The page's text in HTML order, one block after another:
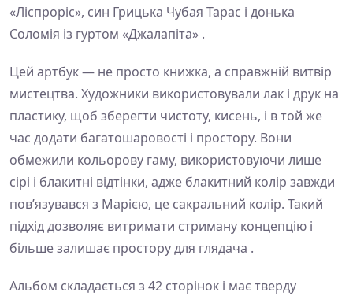
«Ліспроріс», син Грицька Чубая Тарас і донька
Соломія із гуртом «Джалапіта» .
Цей артбук — не просто книжка, а справжній витвір
мистецтва. Художники використовували лак і друк на
пластику, щоб зберегти чистоту, кисень, і в той же
час додати багатошаровості і простору. Вони
обмежили кольорову гаму, використовуючи лише
сірі і блакитні відтінки, адже блакитний колір завжди
пов’язувався з Марією, це сакральний колір. Такий
підхід дозволяє витримати стриману концепцію і
більше залишає простору для глядача .
Альбом складається з 42 сторінок і має тверду